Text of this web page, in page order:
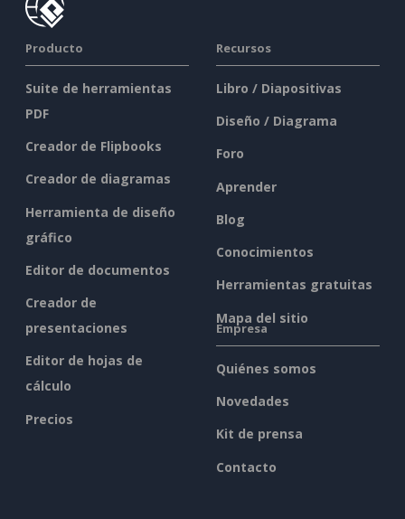
Producto
Suite de herramientas
PDF
Creador de Flipbooks
Creador de diagramas
Herramienta de diseño
gráfico
Editor de documentos
Creador de
presentaciones
Editor de hojas de
cálculo
Precios
Recursos
Libro / Diapositivas
Diseño / Diagrama
Foro
Aprender
Blog
Conocimientos
Herramientas gratuitas
Mapa del sitio
Empresa
Quiénes somos
Novedades
Kit de prensa
Contacto